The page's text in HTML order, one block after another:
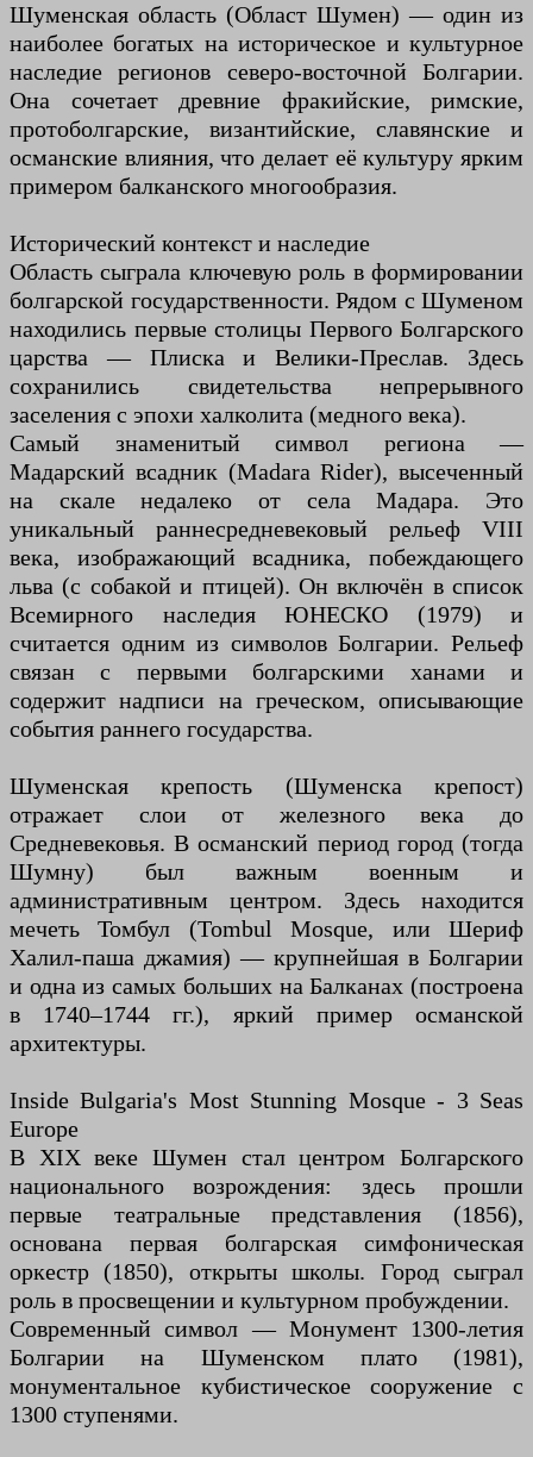
Шуменская область (Област Шумен) — один из
наиболее богатых на историческое и культурное
наследие регионов северо-восточной Болгарии.
Она сочетает древние фракийские, римские,
протоболгарские, византийские, славянские и
османские влияния, что делает её культуру ярким
примером балканского многообразия.
Исторический контекст и наследие
Область сыграла ключевую роль в формировании
болгарской государственности. Рядом с Шуменом
находились первые столицы Первого Болгарского
царства — Плиска и Велики-Преслав. Здесь
сохранились свидетельства непрерывного
заселения с эпохи халколита (медного века).
Самый знаменитый символ региона —
Мадарский всадник (Madara Rider), высеченный
на скале недалеко от села Мадара. Это
уникальный раннесредневековый рельеф VIII
века, изображающий всадника, побеждающего
льва (с собакой и птицей). Он включён в список
Всемирного наследия ЮНЕСКО (1979) и
считается одним из символов Болгарии. Рельеф
связан с первыми болгарскими ханами и
содержит надписи на греческом, описывающие
события раннего государства.
Шуменская крепость (Шуменска крепост)
отражает слои от железного века до
Средневековья. В османский период город (тогда
Шумну) был важным военным и
административным центром. Здесь находится
мечеть Томбул (Tombul Mosque, или Шериф
Халил-паша джамия) — крупнейшая в Болгарии
и одна из самых больших на Балканах (построена
в 1740–1744 гг.), яркий пример османской
архитектуры.
Inside Bulgaria's Most Stunning Mosque - 3 Seas
Europe
В XIX веке Шумен стал центром Болгарского
национального возрождения: здесь прошли
первые театральные представления (1856),
основана первая болгарская симфоническая
оркестр (1850), открыты школы. Город сыграл
роль в просвещении и культурном пробуждении.
Современный символ — Монумент 1300-летия
Болгарии на Шуменском плато (1981),
монументальное кубистическое сооружение с
1300 ступенями.